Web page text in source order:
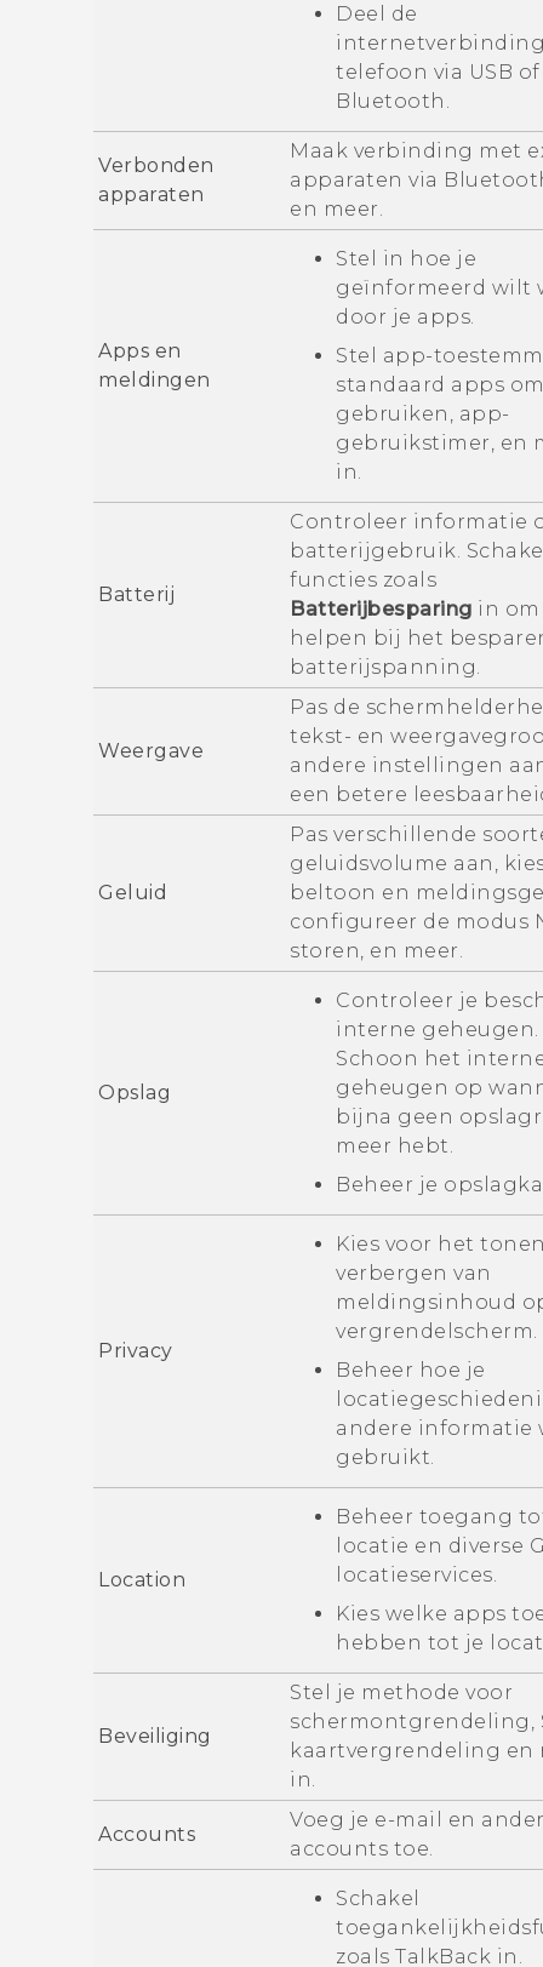
Deel de
telefoon via USB of
Bluetooth
Verbonden
apparaten
Maak verbinding met
apparaten via
en meer.
Apps en
meldingen
Stel in hoe je
geïnformeerd wilt
door je apps.
Stel app-
standaard apps
gebruiken, app-
gebruikstimer, en
in.
Batterij
Controleer informatie
batterijgebruik.
functies zoals
Batterijbesparing in
helpen bij het
batterijspanning.
Weergave
Pas de
tekst- en
andere instellingen
een betere
Geluid
Pas verschillende
geluidsvolume aan,
beltoon en
configureer de modus
storen, en meer.
Opslag
Controleer je
interne geheugen.
Schoon het
geheugen op
bijna geen
meer hebt.
Beheer je
Privacy
Kies voor het
verbergen van
meldingsinhoud
vergrendelscherm.
Beheer hoe je
andere informatie
gebruikt.
Location
Beheer toegang
locatie en diverse
locatieservices.
Kies welke apps
hebben tot je
Beveiliging
Stel je methode voor
schermontgrendeling,
kaartvergrendeling en
in.
Accounts
Voeg je e-mail en
accounts toe.
Schakel
zoals TalkBack in.